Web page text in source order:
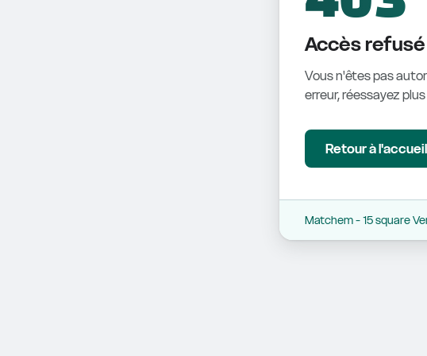
Accès refusé
Vous n'êtes pas
erreur, réessayez
Retour à l'accueil
Matchem - 15 square